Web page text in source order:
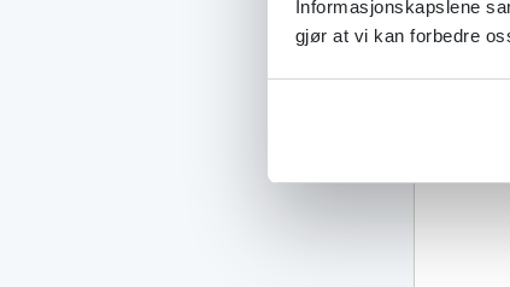
Informasjonskapslene
gjør at vi kan forbedre